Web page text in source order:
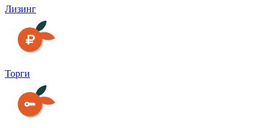
Лизинг
Торги